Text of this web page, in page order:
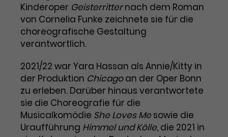
Zweck
nutzen, und hilft bei der Erstellung
eines Analyseberichts über die
Performance der Website. Die
erhobenen Daten umfassen in
anonymisierter Form die Anzahl
der Besuche, die Quelle, aus der sie
stammen, und die besuchten
Seiten.
Name _gat_UA-63561367-1
Zweck
Dieses Cookie speichert
Informationen zu Werbeklicks und
dient der Zuordnung von
Conversions zu Google Ads-
Name _gcl_dc
Anbieter Google / DoubleClick
Kinderoper Geisterritternach dem Roman
von Cornelia Funke zeichnete sie für die
choreografische Gestaltung
verantwortlich.
2021/22 war Yara Hassan als Annie/Kitty in
der Produktion Chicagoan der Oper Bonn
zu erleben. Darüber hinaus verantwortete
sie die Choreografie für die
Musicalkomödie She Loves Mesowie die
Uraufführung Himmel und Kölle, die 2021 in